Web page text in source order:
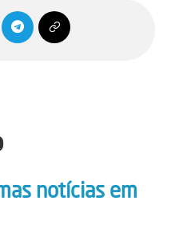
notícias em